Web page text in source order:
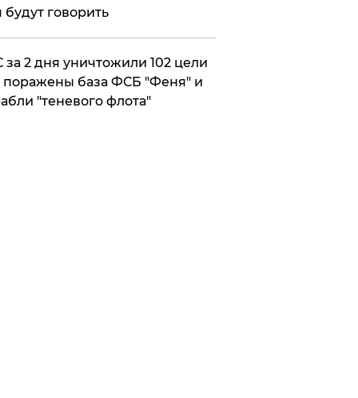
будут говорить
за 2 дня уничтожили 102 цели
база ФСБ "Феня" и
"теневого флота"